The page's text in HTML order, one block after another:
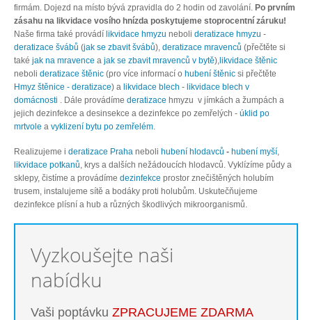
firmám. Dojezd na místo bývá zpravidla do 2 hodin od zavolání. Po prvním
zásahu na likvidace vosího hnízda poskytujeme stoprocentní záruku!
Naše firma také provádí likvidace hmyzu neboli deratizace hmyzu -
deratizace švábů (jak se zbavit švábů), deratizace mravenců (přečtěte si
také jak na mravence a jak se zbavit mravenců v bytě), likvidace štěnic
neboli deratizace štěnic (pro více informací o hubení štěnic si přečtěte
Hmyz štěnice - deratizace) a likvidace blech - likvidace blech v
domácnosti . Dále provádíme deratizace hmyzu v jímkách a žumpách a
jejich dezinfekce a desinsekce a dezinfekce po zemřelých - úklid po
mrtvole a vyklizení bytu po zemřelém.
Realizujeme i deratizace Praha neboli hubení hlodavců - hubení myší,
likvidace potkanů, krys a dalších nežádoucích hlodavců. Vyklízíme půdy a
sklepy, čistíme a provádíme dezinfekce prostor znečištěných holubím
trusem, instalujeme sítě a bodáky proti holubům. Uskutečňujeme
dezinfekce plísní a hub a různých škodlivých mikroorganismů.
Vyzkoušejte naši
nabídku
Vaši poptávku ZPRACUJEME ZDARMA